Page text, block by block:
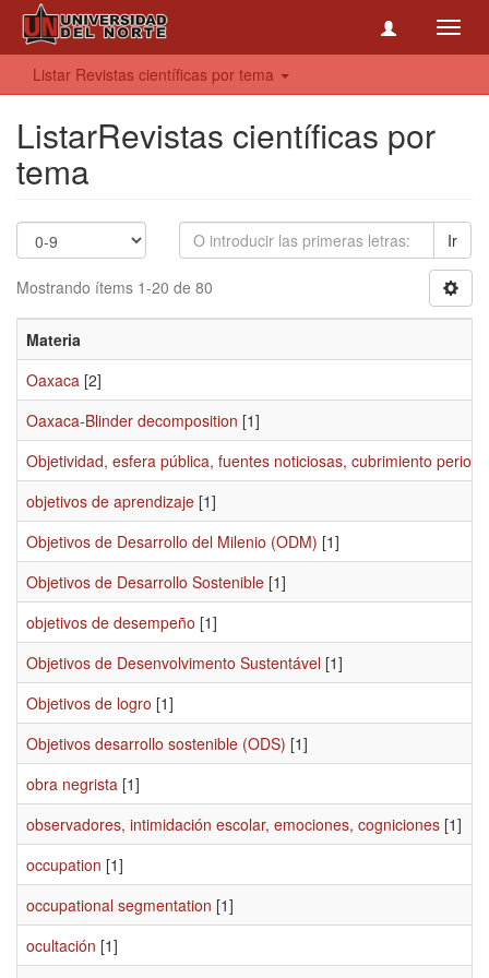
Listar Revistas científicas por tema
ListarRevistas científicas por
tema
Ir
Mostrando ítems 1-20 de 80
Materia
Oaxaca [2]
Oaxaca-Blinder decomposition [1]
Objetividad, esfera pública, fuentes noticiosas, cubrimiento
objetivos de aprendizaje [1]
Objetivos de Desarrollo del Milenio (ODM) [1]
Objetivos de Desarrollo Sostenible [1]
objetivos de desempeño [1]
Objetivos de Desenvolvimento Sustentável [1]
Objetivos de logro [1]
Objetivos desarrollo sostenible (ODS) [1]
obra negrista [1]
observadores, intimidación escolar, emociones, cogniciones [1]
occupation [1]
occupational segmentation [1]
ocultación [1]